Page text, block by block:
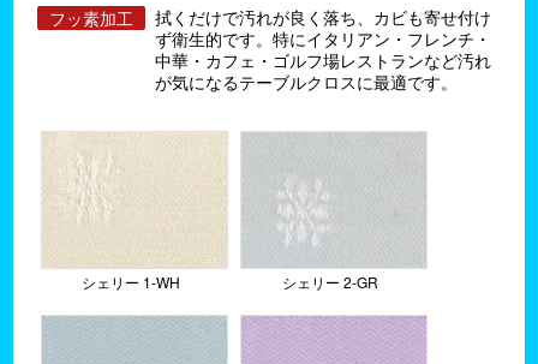
フッ素加工
拭くだけで汚れが良く落ち、カビも寄せ付け
ず衛生的です。特にイタリアン・フレンチ・
中華・カフェ・ゴルフ場レストランなど汚れ
が気になるテーブルクロスに最適です。
シェリー 1-WH シェリー 2-GR